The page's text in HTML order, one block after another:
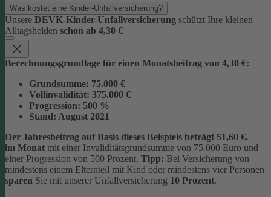
Was kostet eine Kinder-Unfallversicherung?
Unsere DEVK-Kinder-Unfallversicherung schützt Ihre kleinen
Alltagshelden schon ab 4,30 €
Berechnungsgrundlage für einen Monatsbeitrag von 4,30 €:
Grundsumme: 75.000 €
Vollinvalidität: 375.000 €
Progression: 500 %
Stand: August 2021
Der Jahresbeitrag auf Basis dieses Beispiels beträgt 51,60 €.
im Monat mit einer Invaliditätsgrundsumme von 75.000 Euro und
einer Progression von 500 Prozent. Tipp: Bei Versicherung von
mindestens einem Elternteil mit Kind oder mindestens vier Personen
sparen Sie mit unserer Unfallversicherung 10 Prozent.